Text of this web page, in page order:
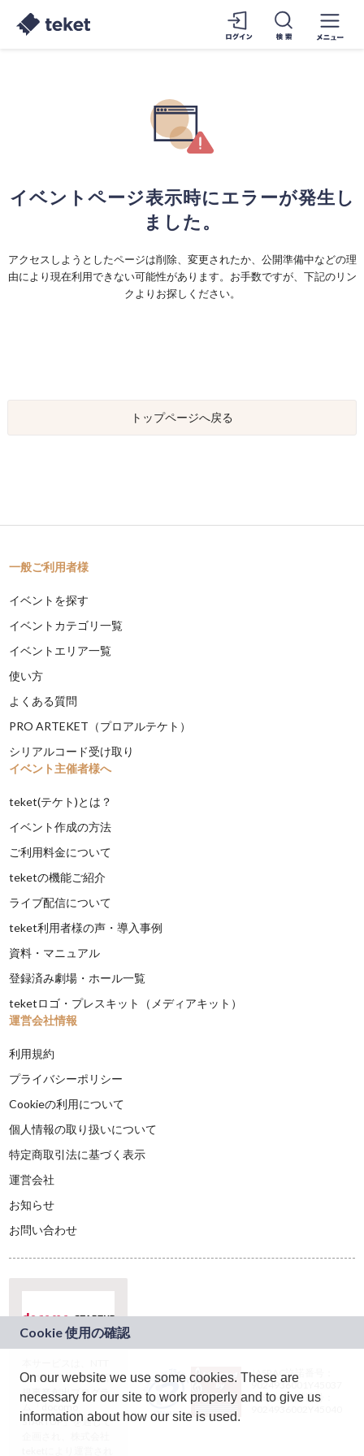
イベントページ表示時にエラーが発生し
ました。
アクセスしようとしたページは削除、変更されたか、公開準備中などの理
由により現在利用できない可能性があります。お手数ですが、下記のリン
クよりお探しください。
トップページへ戻る
一般ご利用者様
イベントを探す
イベントカテゴリ一覧
イベントエリア一覧
使い方
よくある質問
PRO ARTEKET（プロアルテケト）
シリアルコード受け取り
イベント主催者様へ
teket(テケト)とは？
イベント作成の方法
ご利用料金について
teketの機能ご紹介
ライブ配信について
teket利用者様の声・導入事例
資料・マニュアル
登録済み劇場・ホール一覧
teketロゴ・プレスキット（メディアキット）
運営会社情報
利用規約
プライバシーポリシー
Cookieの利用について
個人情報の取り扱いについて
特定商取引法に基づく表示
運営会社
お知らせ
お問い合わせ
ドコモグループの新
規事業創出プログラ
ム「docomo
STARTUP」を通じて
JASRAC許諾番号：
9024936001Y45037
JASRAC許諾番号：
On our website we use some cookies. These are
necessary for our site to work properly and to give us
information about how our site is used.